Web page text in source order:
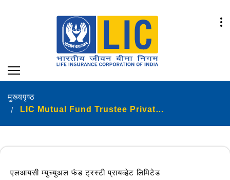
मुख्यपृष्ठ
LIC Mutual Fund Trustee Private Limited
एलआयसी म्युच्युअल फंड ट्रस्टी प्रायव्हेट लिमिटेड